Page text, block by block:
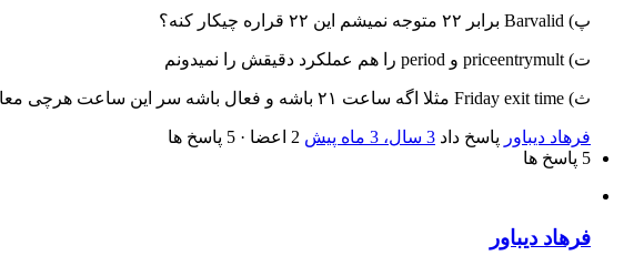
پ) Barvalid برابر ۲۲ متوجه نمیشم این ۲۲ قراره چیکار کنه؟
ت) priceentrymult و period را هم عملکرد دقیقش را نمیدونم
ث) Friday exit time مثلا اگه ساعت ۲۱ باشه و فعال باشه سر این ساعت هرچی معامله باز داشته باشیم را خودش میبنده حتی اگه همون روز معامله را باز کرده باشه؟
فرهاد دیباور پاسخ داد 3 سال‌، 3 ماه پیش 2 اعضا · 5 پاسخ ها
5 پاسخ ها
فرهاد دیباور